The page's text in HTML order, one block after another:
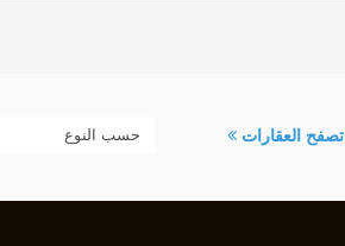
تصفح العقارات